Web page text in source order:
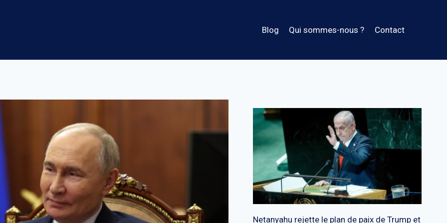
Blog Qui sommes-nous ? Contact
Netanyahu rejette le plan de paix de Trump et